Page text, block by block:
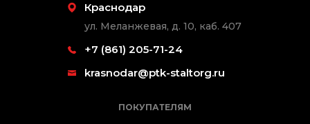
Краснодар
ул. Меланжевая, д. 10, каб. 407
+7 (861) 205-71-24
krasnodar@ptk-staltorg.ru
ПОКУПАТЕЛЯМ